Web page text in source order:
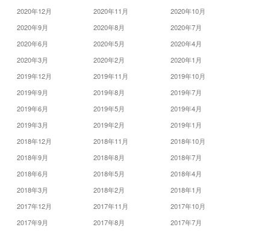
2020年12月
2020年11月
2020年10月
2020年9月
2020年8月
2020年7月
2020年6月
2020年5月
2020年4月
2020年3月
2020年2月
2020年1月
2019年12月
2019年11月
2019年10月
2019年9月
2019年8月
2019年7月
2019年6月
2019年5月
2019年4月
2019年3月
2019年2月
2019年1月
2018年12月
2018年11月
2018年10月
2018年9月
2018年8月
2018年7月
2018年6月
2018年5月
2018年4月
2018年3月
2018年2月
2018年1月
2017年12月
2017年11月
2017年10月
2017年9月
2017年8月
2017年7月